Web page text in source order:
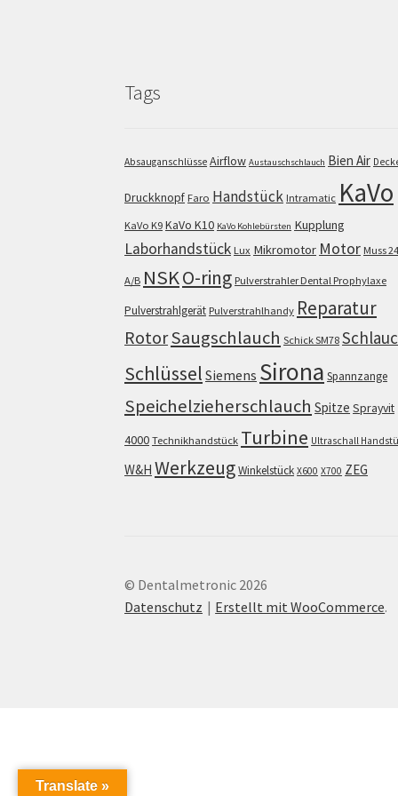
Tags
Absauganschlüsse Airflow Austauschschlauch Bien Air
Druckknopf Faro Handstück Intramatic KaVo
KaVo K9 KaVo K10 KaVo Kohlebürsten Kupplung
Laborhandstück Lux Mikromotor Motor Muss
A/B NSKO-ring Pulverstrahler Dental Prophylaxe
Pulverstrahlgerät Pulverstrahlhandy Reparatur
RotorSaugschlauch Schick SM78
Schlüssel Siemens Sirona Spannzange
Speichelzieherschlauch Spitze Sprayvit
4000 Technikhandstück Turbine Ultraschall
W&H WerkzeugWinkelstück X600 X700 ZEG
© Dentalmetronic 2026
Datenschutz
Erstellt mit WooCommerce.
Translate »